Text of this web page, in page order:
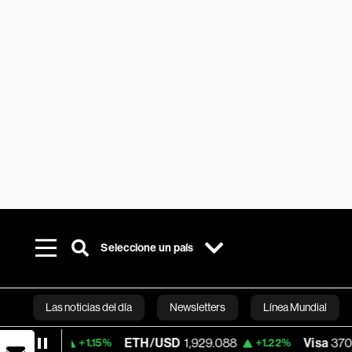
Seleccione un país
Las noticias del día Newsletters Línea Mundial
Bloomberg
ETH/USD 1,929.088 +1.22% Visa 370.47